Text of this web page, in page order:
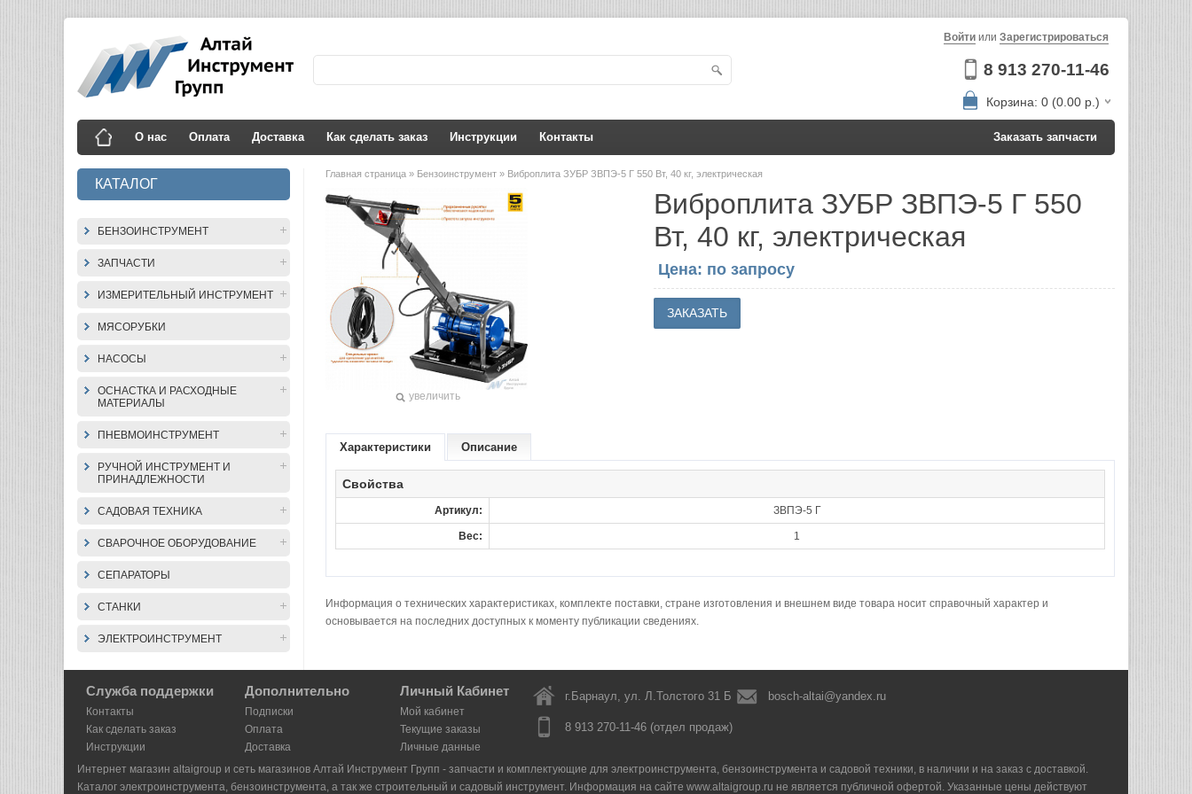
8 913 270-11-46
Войти или Зарегистрироваться
Корзина: 0 (0.00 р.)
О нас Оплата Доставка Как сделать заказ Инструкции Контакты Заказать запчасти
КАТАЛОГ
БЕНЗОИНСТРУМЕНТ
ЗАПЧАСТИ
ИЗМЕРИТЕЛЬНЫЙ ИНСТРУМЕНТ
МЯСОРУБКИ
НАСОСЫ
ОСНАСТКА И РАСХОДНЫЕ
МАТЕРИАЛЫ
ПНЕВМОИНСТРУМЕНТ
РУЧНОЙ ИНСТРУМЕНТ И
ПРИНАДЛЕЖНОСТИ
САДОВАЯ ТЕХНИКА
СВАРОЧНОЕ ОБОРУДОВАНИЕ
СЕПАРАТОРЫ
СТАНКИ
ЭЛЕКТРОИНСТРУМЕНТ
Главная страница » Бензоинструмент » Виброплита ЗУБР ЗВПЭ-5 Г 550 Вт, 40 кг, электрическая
увеличить
Виброплита ЗУБР ЗВПЭ-5 Г 550
Вт, 40 кг, электрическая
Цена: по запросу
Характеристики Описание
Свойства
Артикул: ЗВПЭ-5 Г
Вес: 1
Информация о технических характеристиках, комплекте поставки, стране изготовления и внешнем виде товара носит справочный характер и
основывается на последних доступных к моменту публикации сведениях.
Служба поддержки
Контакты
Как сделать заказ
Инструкции
Дополнительно
Подписки
Оплата
Доставка
Личный Кабинет
Мой кабинет
Текущие заказы
Личные данные
г.Барнаул, ул. Л.Толстого 31 Б bosch-altai@yandex.ru
8 913 270-11-46 (отдел продаж)
Интернет магазин altaigroup и сеть магазинов Алтай Инструмент Групп - запчасти и комплектующие для электроинструмента, бензоинструмента и садовой техники, в наличии и на заказ с доставкой.
Каталог электроинструмента, бензоинструмента, а так же строительный и садовый инструмент. Информация на сайте www.altaigroup.ru не является публичной офертой. Указанные цены действуют